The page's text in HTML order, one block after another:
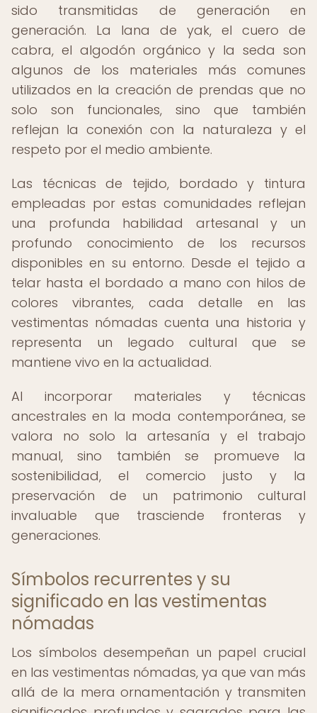
sido transmitidas de generación en
generación. La lana de yak, el cuero de
cabra, el algodón orgánico y la seda son
algunos de los materiales más comunes
utilizados en la creación de prendas que no
solo son funcionales, sino que también
reflejan la conexión con la naturaleza y el
respeto por el medio ambiente.
Las técnicas de tejido, bordado y tintura
empleadas por estas comunidades reflejan
una profunda habilidad artesanal y un
profundo conocimiento de los recursos
disponibles en su entorno. Desde el tejido a
telar hasta el bordado a mano con hilos de
colores vibrantes, cada detalle en las
vestimentas nómadas cuenta una historia y
representa un legado cultural que se
mantiene vivo en la actualidad.
Al incorporar materiales y técnicas
ancestrales en la moda contemporánea, se
valora no solo la artesanía y el trabajo
manual, sino también se promueve la
sostenibilidad, el comercio justo y la
preservación de un patrimonio cultural
invaluable que trasciende fronteras y
generaciones.
Símbolos recurrentes y su
significado en las vestimentas
nómadas
Los símbolos desempeñan un papel crucial
en las vestimentas nómadas, ya que van más
allá de la mera ornamentación y transmiten